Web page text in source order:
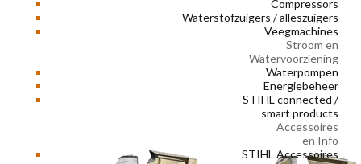
Compressors
Waterstofzuigers / alleszuigers
Veegmachines
Stroom en
Watervoorziening
Waterpompen
Energiebeheer
STIHL connected /
smart products
Accessoires
en Info
STIHL Accessoires